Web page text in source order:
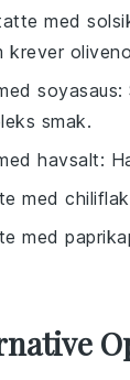
med
krever
soyasaus:
smak.
havsalt:
med chiliflak
med